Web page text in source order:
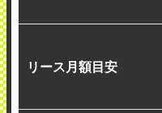
リース月額目安